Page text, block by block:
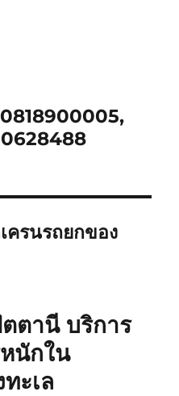
ครนรถยกของ
ตานี บริการ
นักใน
ะเล